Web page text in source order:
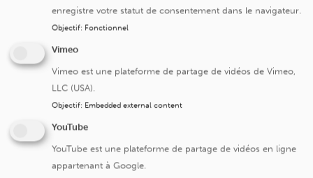
Saint-Luc Mag n°11 ( décembre 2023 )
Saint-Luc Mag n°10 ( mai 2023 )
Saint-Luc Mag n°9
Saint-Luc Mag n°8 ( mai 2022 )
Saint-Luc Mag n°7
Saint-Luc Mag n°6 ( décembre 2020 )
Saint-Luc Mag n°5 ( décembre 2019 )
Saint-Luc Mag n°4 ( mai 2019 )
enregistre votre statut de consentement dans le navigateur.
Objectif: Fonctionnel
Vimeo
Vimeo est une plateforme de partage de vidéos de Vimeo,
LLC (USA).
Objectif: Embedded external content
YouTube
YouTube est une plateforme de partage de vidéos en ligne
appartenant à Google.